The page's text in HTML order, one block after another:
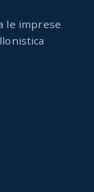
le imprese